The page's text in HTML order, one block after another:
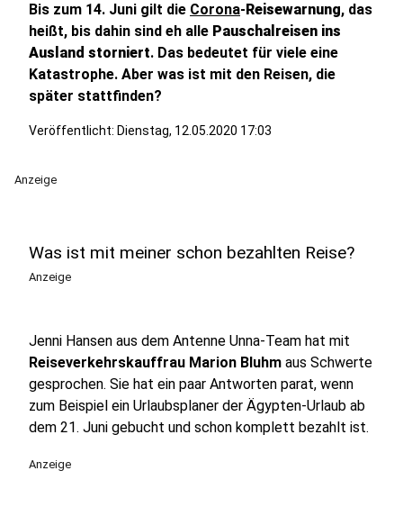
Bis zum 14. Juni gilt die Corona-Reisewarnung, das
heißt, bis dahin sind eh alle Pauschalreisen ins
Ausland storniert. Das bedeutet für viele eine
Katastrophe. Aber was ist mit den Reisen, die
später stattfinden?
Veröffentlicht: Dienstag, 12.05.2020 17:03
Anzeige
Was ist mit meiner schon bezahlten Reise?
Anzeige
Jenni Hansen aus dem Antenne Unna-Team hat mit
Reiseverkehrskauffrau Marion Bluhm aus Schwerte
gesprochen. Sie hat ein paar Antworten parat, wenn
zum Beispiel ein Urlaubsplaner der Ägypten-Urlaub ab
dem 21. Juni gebucht und schon komplett bezahlt ist.
Anzeige